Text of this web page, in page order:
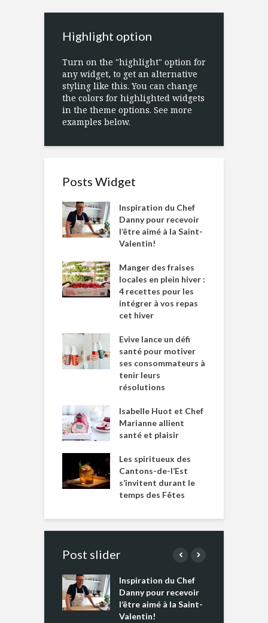
Highlight option
Turn on the "highlight" option for
any widget, to get an alternative
styling like this. You can change
the colors for highlighted widgets
in the theme options. See more
examples below.
Posts Widget
Inspiration du Chef
Danny pour recevoir
l’être aimé à la Saint-
Valentin!
Manger des fraises
locales en plein hiver :
4 recettes pour les
intégrer à vos repas
cet hiver
Evive lance un défi
santé pour motiver
ses consommateurs à
tenir leurs
résolutions
Isabelle Huot et Chef
Marianne allient
santé et plaisir
Les spiritueux des
Cantons-de-l’Est
s’invitent durant le
temps des Fêtes
Post slider
Inspiration du Chef
Danny pour recevoir
l’être aimé à la Saint-
Valentin!